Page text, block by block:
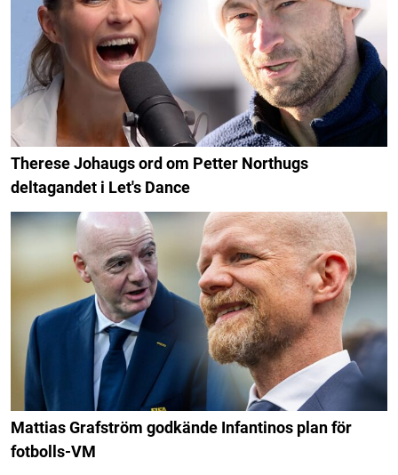
Therese Johaugs ord om Petter Northugs
deltagandet i Let's Dance
Mattias Grafström godkände Infantinos plan för
fotbolls-VM